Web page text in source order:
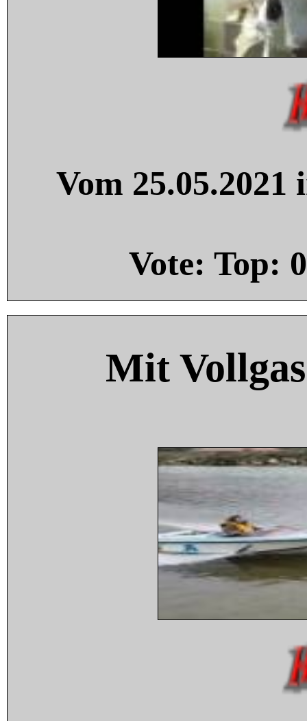
Vom
Vote: Top: 0
Mit